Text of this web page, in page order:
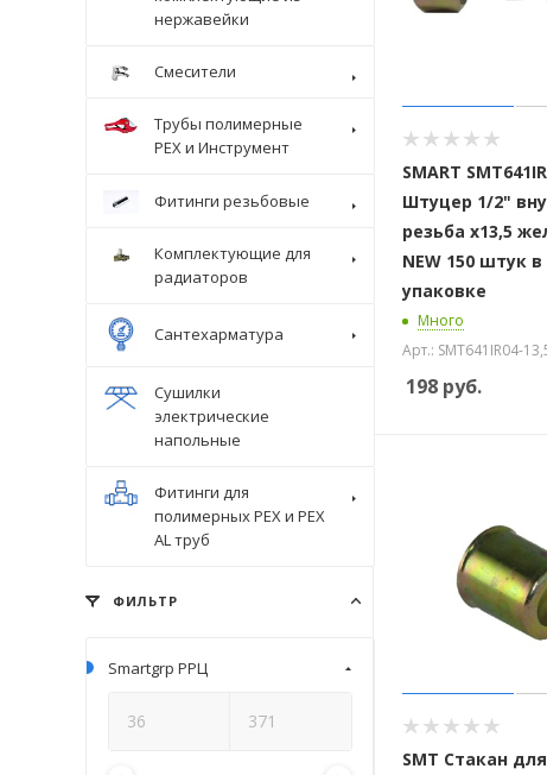
SMART
Штуцер 1/2"
резьба х13,5
NEW 150 штук в
упаковке
Много
Арт.: SMT641IR04-
198 руб.
SMT Стакан для
нержавейки
Крепеж
Смесители
Трубы полимерные
PEX и Инструмент
Фитинги резьбовые
Комплектующие для
радиаторов
Сантехарматура
Сушилки
электрические
напольные
Фитинги для
полимерных PEX и PEX
AL труб
ФИЛЬТР
Smartgrp РРЦ